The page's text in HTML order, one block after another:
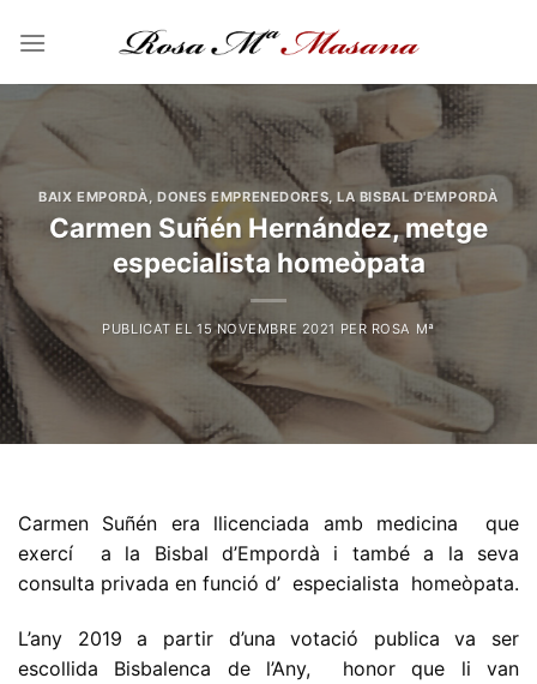
BAIX EMPORDÀ DONES EMPRENEDORES ,LA BISBAL D'EMPORDÀ
Carmen Suñén Hernández, metge
especialista homeòpata
PUBLICAT EL15 NOVEMBRE 2021 PER ROSA Mª
Carmen Suñén era llicenciada amb medicina que
exercí a la Bisbal d’Empordà i també a la seva
consulta privada en funció d’ especialista homeòpata.
L’any 2019 a partir d’una votació publica va ser
escollida Bisbalenca de l’Any, honor que li van